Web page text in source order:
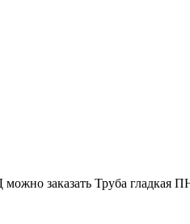
заказать Труба гладкая